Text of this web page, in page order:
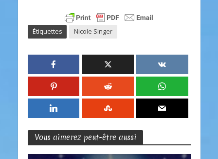
Étiquettes Nicole Singer
Vous aimerez peut-être aussi